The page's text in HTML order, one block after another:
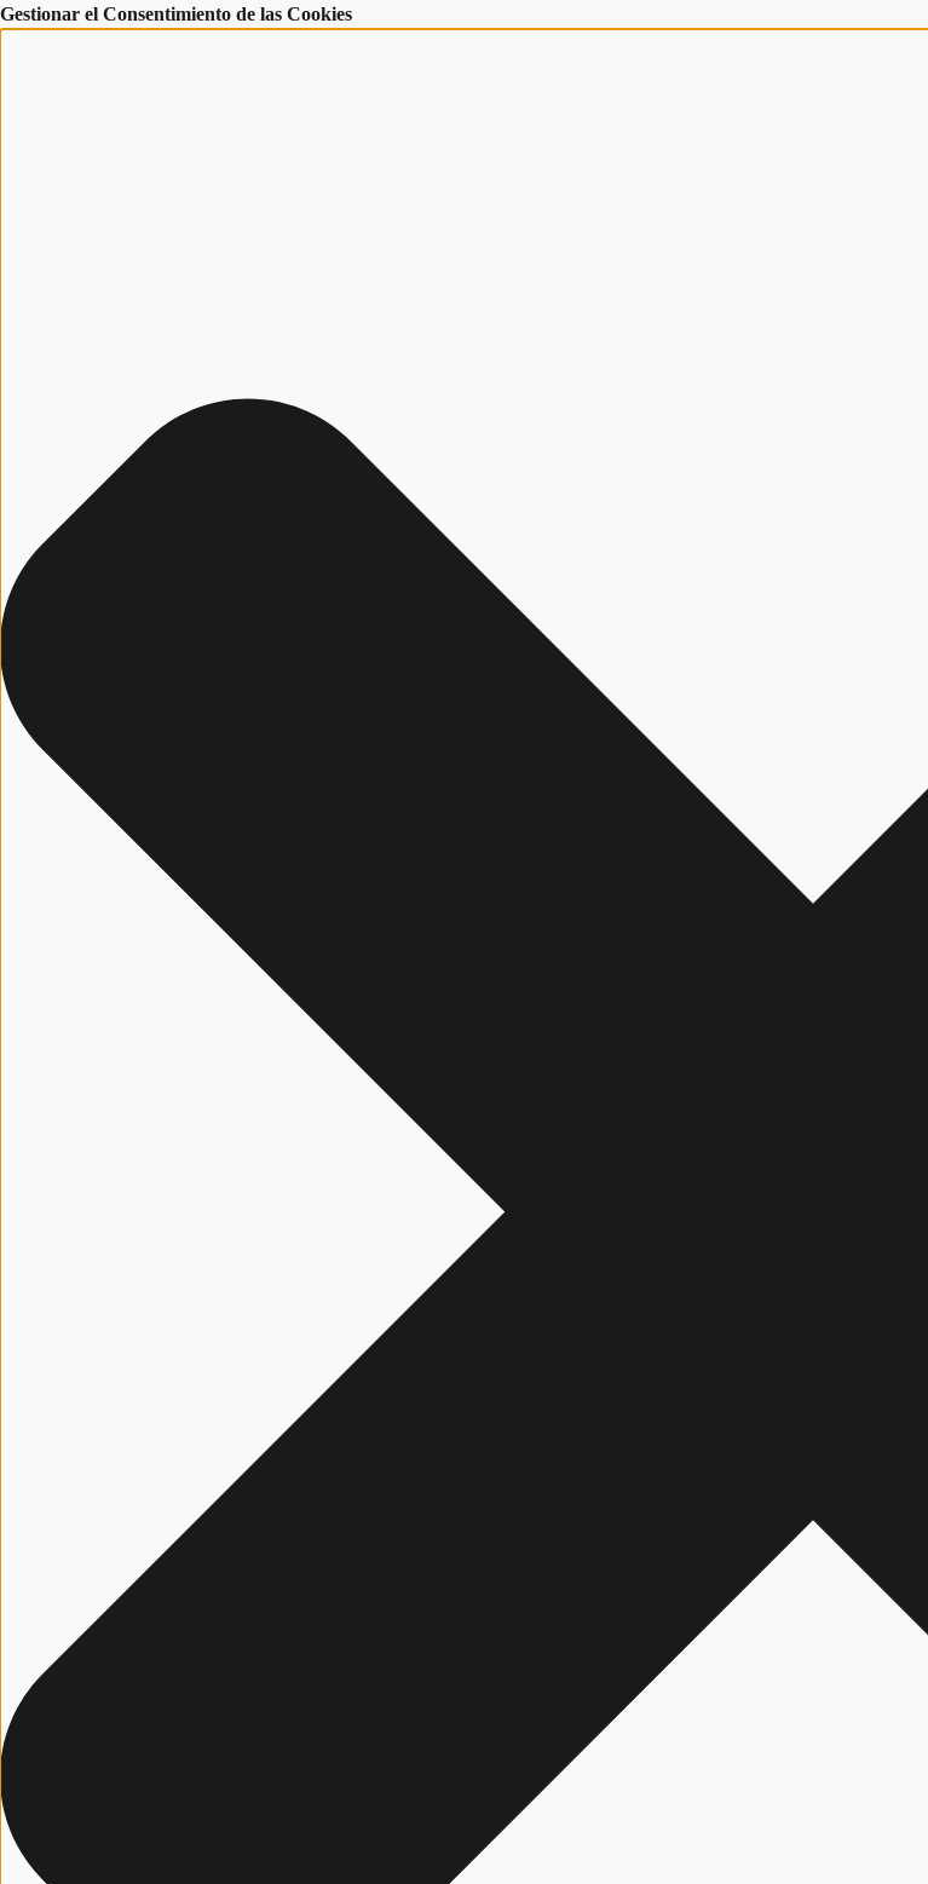
Gestionar el Consentimiento de las Cookies